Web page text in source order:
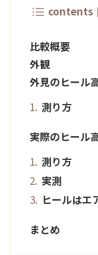
contents
比較概要
外観
外見のヒール
測り方
実際のヒール
測り方
実測
ヒールはエ
まとめ